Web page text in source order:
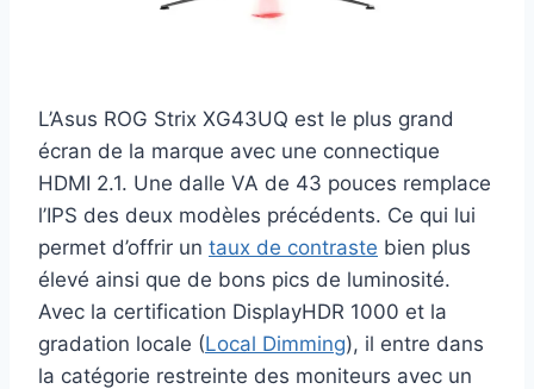
L’Asus ROG Strix XG43UQ est le plus grand
écran de la marque avec une connectique
HDMI 2.1. Une dalle VA de 43 pouces remplace
l’IPS des deux modèles précédents. Ce qui lui
permet d’offrir un taux de contraste bien plus
élevé ainsi que de bons pics de luminosité.
Avec la certification DisplayHDR 1000 et la
gradation locale (Local Dimming), il entre dans
la catégorie restreinte des moniteurs avec un